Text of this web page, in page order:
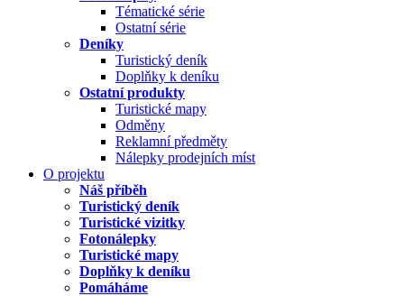
Tématické série
Ostatní série
Deníky
Turistický deník
Doplňky k deníku
Ostatní produkty
Turistické mapy
Odměny
Reklamní předměty
Nálepky prodejních míst
O projektu
Náš příběh
Turistický deník
Turistické vizitky
Fotonálepky
Turistické mapy
Doplňky k deníku
Pomáháme